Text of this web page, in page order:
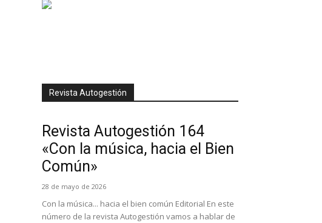
Revista Autogestión
Revista Autogestión 164
«Con la música, hacia el Bien
Común»
28 de mayo de 2026
Con la música... hacia el bien común Editorial En este
número de la revista Autogestión vamos a hablar de